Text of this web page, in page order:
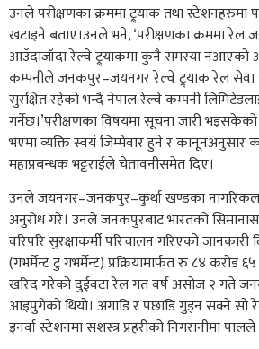
उनले परीक्षणका क्रममा ट्र्याक तथा स्टेशनहरुमा
खटाइने बताए।उनले भने, ‘परीक्षणका क्रममा
आउँदाजाँदा रेल्वे ट्र्याकमा कुनै समस्या नआएको
कम्पनीले जनकपुर–जयनगर रेल्वे ट्र्याक रेल सेवा
सुरक्षित रहेको भन्दै नेपाल रेल्वे कम्पनी
गर्नेछ।’परीक्षणका विषयमा सूचना जारी
भएमा व्यक्ति स्वयं जिम्मेवार हुने र कानूनअनुसार
महाप्रबन्धक भट्टराईले चेतावनीसमेत दिए।
उनले जयनगर–जनकपुर–कुर्था खण्डका
अनुरोध गरे। उनले जनकपुरबाट भारतको
वरिपरि सुरक्षाकर्मी परिचालन गरिएको
(गभर्मेन्ट टु गभर्मेन्ट) प्रक्रियामार्फत रु ८४ करोड
खरिद गरेको दुईवटा रेल गत वर्ष असोज २ गते
आइपुगेको थियो। अगाडि र पछाडि गुड्न सक्ने
इनर्वा स्टेशनमा सशस्त्र प्रहरीको निगरानीमा